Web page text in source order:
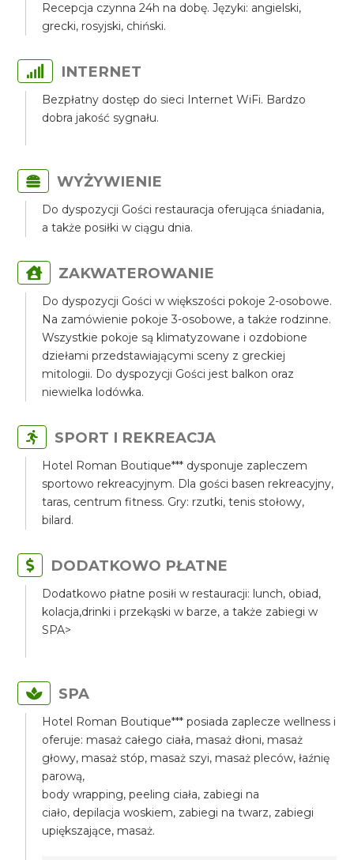
Recepcja czynna 24h na dobę. Języki: angielski,
grecki, rosyjski, chiński.
INTERNET
Bezpłatny dostęp do sieci Internet WiFi. Bardzo
dobra jakość sygnału.
WYŻYWIENIE
Do dyspozycji Gości restauracja oferująca śniadania,
a także posiłki w ciągu dnia.
ZAKWATEROWANIE
Do dyspozycji Gości w większości pokoje 2-osobowe.
Na zamówienie pokoje 3-osobowe, a także rodzinne.
Wszystkie pokoje są klimatyzowane i ozdobione
dziełami przedstawiającymi sceny z greckiej
mitologii. Do dyspozycji Gości jest balkon oraz
niewielka lodówka.
SPORT I REKREACJA
Hotel Roman Boutique*** dysponuje zapleczem
sportowo rekreacyjnym. Dla gości basen rekreacyjny,
taras, centrum fitness. Gry: rzutki, tenis stołowy,
bilard.
DODATKOWO PŁATNE
Dodatkowo płatne posiłi w restauracji: lunch, obiad,
kolacja,drinki i przekąski w barze, a także zabiegi w
SPA>
SPA
Hotel Roman Boutique*** posiada zaplecze wellness i
oferuje: masaż całego ciała, masaż dłoni, masaż
głowy, masaż stóp, masaż szyi, masaż pleców, łaźnię
parową,
body wrapping, peeling ciała, zabiegi na
ciało, depilacja woskiem, zabiegi na twarz, zabiegi
upiększające, masaż.